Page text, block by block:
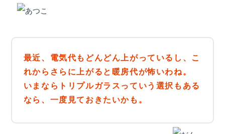
最近、電気代もどんどん上がっているし、こ
れからさらに上がると暖房代が怖いわね。
いまならトリプルガラスっていう選択もある
なら、一度見ておきたいかも。